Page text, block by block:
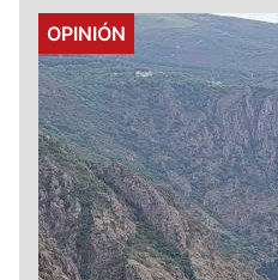
Details
OPINIÓN